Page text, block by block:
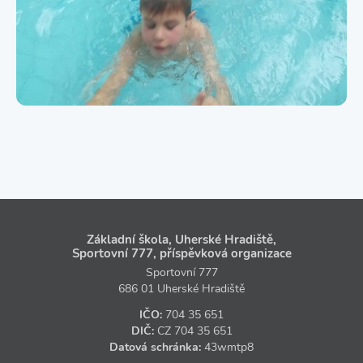
Základní škola, Uherské Hradiště,
Sportovní 777, příspěvková organizace
Sportovní 777
686 01 Uherské Hradiště
IČO: 704 35 651
DIČ: CZ 704 35 651
Datová schránka: 43wmtp8